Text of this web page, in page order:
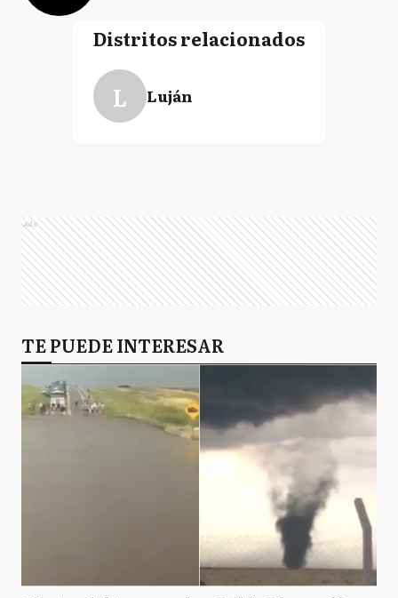
Distritos relacionados
L Luján
Ads
TE PUEDE INTERESAR